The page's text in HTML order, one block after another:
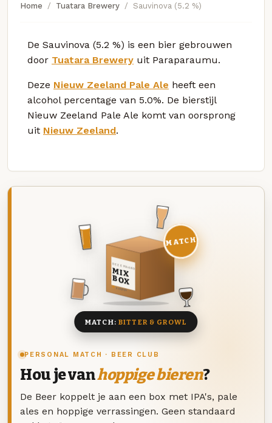
Home Tuatara Brewery Sauvinova (5.2 %)
De Sauvinova (5.2 %) is een bier gebrouwen
door Tuatara Brewery uit Paraparaumu.
Deze Nieuw Zeeland Pale Ale heeft een
alcohol percentage van 5.0%. De bierstijl
Nieuw Zeeland Pale Ale komt van oorsprong
uit Nieuw Zeeland.
PERSONAL MATCH · BEER CLUB
Hou je vanhoppige bieren?
De Beer koppelt je aan een box met IPA's, pale
ales en hoppige verrassingen. Geen standaard
DEZE MAAND
MIX
BOX
8 BIEREN
MATCH
MATCH: BITTER & GROWL